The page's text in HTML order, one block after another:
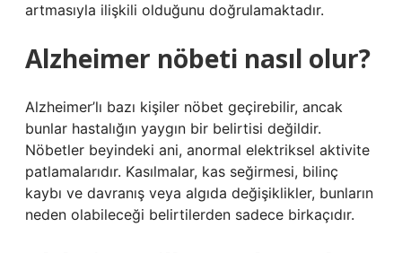
artmasıyla ilişkili olduğunu doğrulamaktadır.
Alzheimer nöbeti nasıl olur?
Alzheimer’lı bazı kişiler nöbet geçirebilir, ancak
bunlar hastalığın yaygın bir belirtisi değildir.
Nöbetler beyindeki ani, anormal elektriksel aktivite
patlamalarıdır. Kasılmalar, kas seğirmesi, bilinç
kaybı ve davranış veya algıda değişiklikler, bunların
neden olabileceği belirtilerden sadece birkaçıdır.